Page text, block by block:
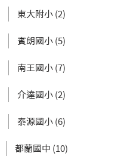
東大附小 (2)
賓朗國小 (5)
南王國小 (7)
介達國小 (2)
泰源國小 (6)
都蘭國中 (10)